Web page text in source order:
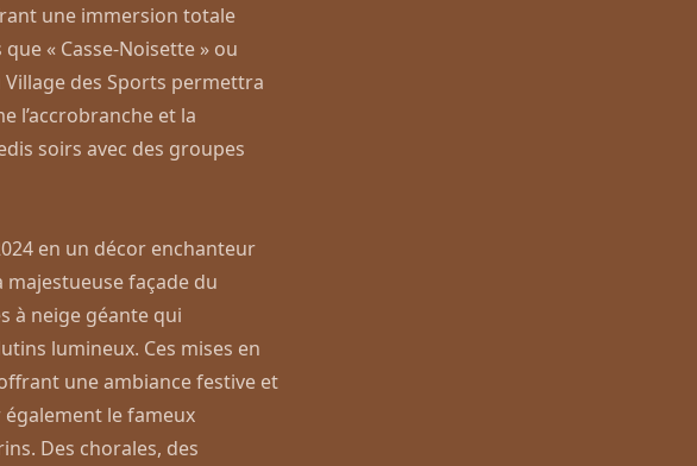
une immersion totale
« Casse-Noisette » ou
Village des Sports permettra
l’accrobranche et la
soirs avec des groupes
en un décor enchanteur
façade du
à neige géante qui
lumineux. Ces mises en
une ambiance festive et
le fameux
Des chorales, des